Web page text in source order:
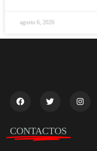
agosto 6, 2026
CONTACTOS